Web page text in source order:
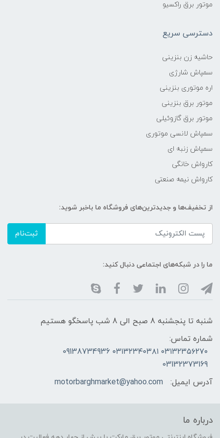
موتور برق راکسیو
دسترسی سریع
حاشیه زن بنزینی
سمپاش شارژی
اره موتوری بنزینی
موتور برق بنزینی
موتور برق گازوئیلی
سمپاش لانسی موتوری
سمپاش زنبه ای
کارواش خانگی
کارواش نیمه صنعتی
از تخفیف‌ها و جدیدترین‌های فروشگاه ما باخبر شوید:
ثبت‌نام
ما را در شبکه‌های اجتماعی دنبال کنید:
شنبه تا پنجشنبه 8 صبح الی 8 شب پاسخگو هستیم
شماره تماس:
۰۳۱۳۲۳۵۶۲۷۰ ۰۳۱۳۲۳۴۰۳۸۱ 09138734936
03132373169
آدرس ایمیل:
motorbarghmarket@yahoo.com
درباره ما